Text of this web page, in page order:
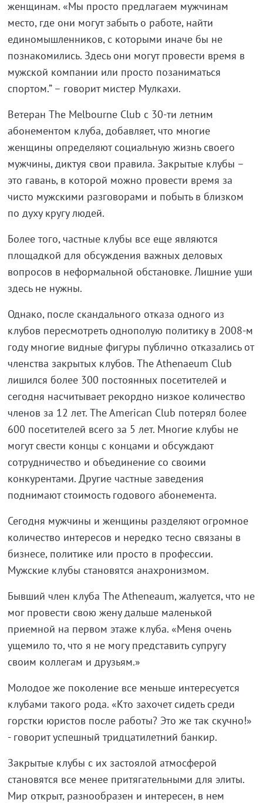
женщинам. «Мы просто предлагаем мужчинам
место, где они могут забыть о работе, найти
единомышленников, с которыми иначе бы не
познакомились. Здесь они могут провести время в
мужской компании или просто позаниматься
спортом.” – говорит мистер Мулкахи.
Ветеран The Melbourne Club с 30-ти летним
абонементом клуба, добавляет, что многие
женщины определяют социальную жизнь своего
мужчины, диктуя свои правила. Закрытые клубы –
это гавань, в которой можно провести время за
чисто мужскими разговорами и побыть в близком
по духу кругу людей.
Более того, частные клубы все еще являются
площадкой для обсуждения важных деловых
вопросов в неформальной обстановке. Лишние уши
здесь не нужны.
Однако, после скандального отказа одного из
клубов пересмотреть однополую политику в 2008-м
году многие видные фигуры публично отказались от
членства закрытых клубов. The Athenaeum Club
лишился более 300 постоянных посетителей и
сегодня насчитывает рекордно низкое количество
членов за 12 лет. The American Club потерял более
600 посетителей всего за 5 лет. Многие клубы не
могут свести концы с концами и обсуждают
сотрудничество и объединение со своими
конкурентами. Другие частные заведения
поднимают стоимость годового абонемента.
Сегодня мужчины и женщины разделяют огромное
количество интересов и нередко тесно связаны в
бизнесе, политике или просто в профессии.
Мужские клубы становятся анахронизмом.
Бывший член клуба The Atheneaum, жалуется, что не
мог провести свою жену дальше маленькой
приемной на первом этаже клуба. «Меня очень
ущемило то, что я не могу представить супругу
своим коллегам и друзьям.»
Молодое же поколение все меньше интересуется
клубами такого рода. «Кто захочет сидеть среди
горстки юристов после работы? Это же так скучно!»
- говорит успешный тридцатилетний банкир.
Закрытые клубы с их застоялой атмосферой
становятся все менее притягательными для элиты.
Мир открыт, разнообразен и интересен, в нем